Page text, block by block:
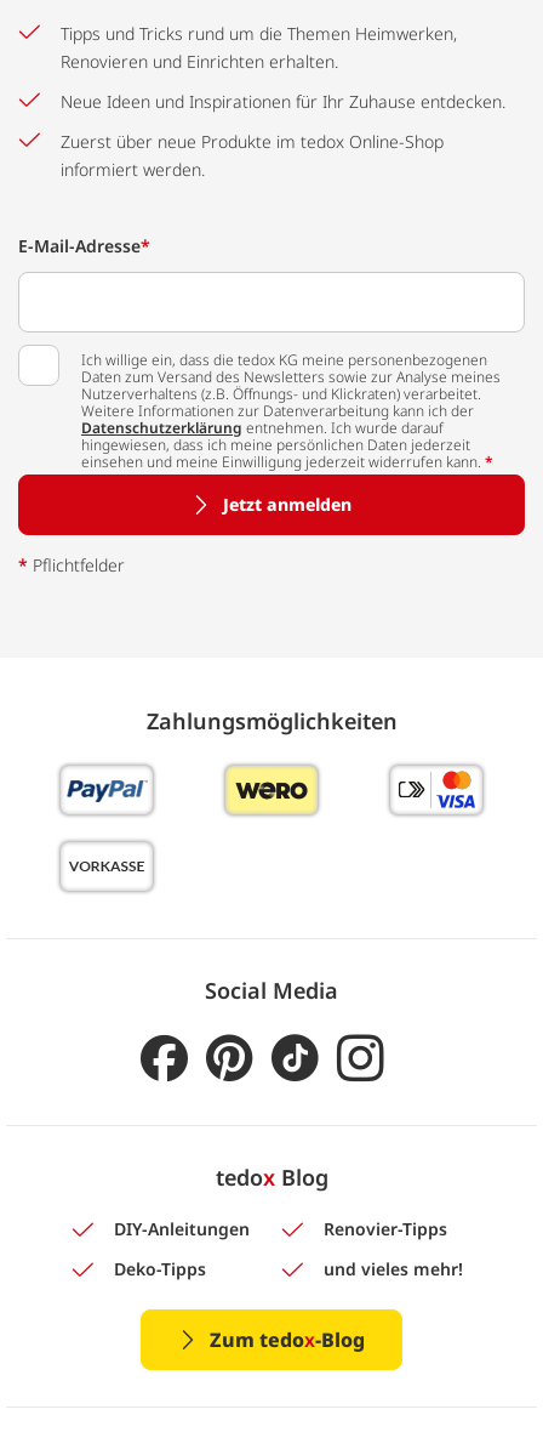
Tipps und Tricks rund um die Themen Heimwerken,
Renovieren und Einrichten erhalten.
Neue Ideen und Inspirationen für Ihr Zuhause entdecken.
Zuerst über neue Produkte im tedox Online-Shop
informiert werden.
E-Mail-Adresse*
Ich willige ein, dass die tedox KG meine personenbezogenen
Daten zum Versand des Newsletters sowie zur Analyse meines
Nutzerverhaltens (z.B. Öffnungs- und Klickraten) verarbeitet.
Weitere Informationen zur Datenverarbeitung kann ich der
Datenschutzerklärung entnehmen. Ich wurde darauf
hingewiesen, dass ich meine persönlichen Daten jederzeit
einsehen und meine Einwilligung jederzeit widerrufen kann. *
Jetzt anmelden
* Pflichtfelder
Zahlungs­möglich­keiten
Social Media
tedoxBlog
DIY-Anleitungen
Renovier-Tipps
Deko-Tipps
und vieles mehr!
Zum tedox-Blog